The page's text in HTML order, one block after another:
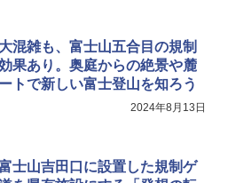
混雑も、富士山五合目の規制
果あり。奥庭からの絶景や麓
トで新しい富士登山を知ろう
2024年8月13日
士山吉田口に設置した規制ゲ